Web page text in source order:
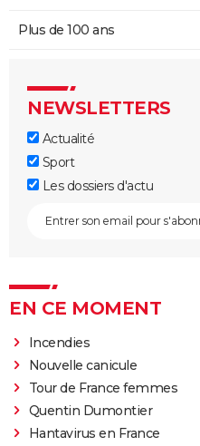
Plus de 100 ans
NEWSLETTERS
Actualité
Sport
Les dossiers d'actu
EN CE MOMENT
Incendies
Nouvelle canicule
Tour de France femmes
Quentin Dumontier
Hantavirus en France